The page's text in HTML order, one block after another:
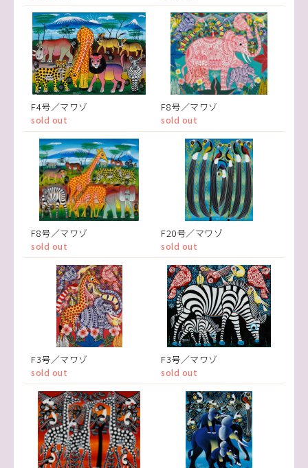
F4号／マワゾ
sold out
F8号／マワゾ
sold out
F8号／マワゾ
sold out
F20号／マワゾ
sold out
F3号／マワゾ
sold out
F3号／マワゾ
sold out